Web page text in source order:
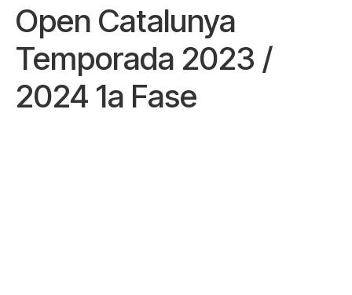
Open Catalunya
Temporada 2023 /
2024 1a Fase